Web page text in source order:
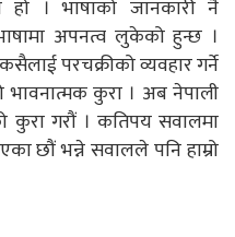
हो । भाषाको जानकारी नै
अपनत्व लुकेको हुन्छ ।
परचक्रीको व्यवहार गर्ने
भावनात्मक कुरा । अब नेपाली
कुरा गरौं । कतिपय सवालमा
छौं भन्ने सवालले पनि हाम्रो